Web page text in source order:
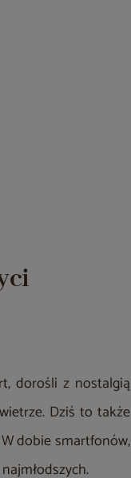
dorośli z nostalgią
Dziś to także
dobie smartfonów,